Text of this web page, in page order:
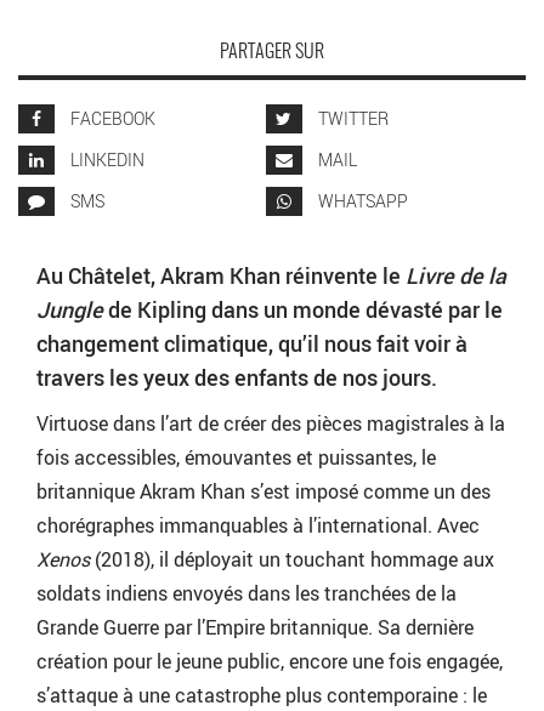
PARTAGER SUR
FACEBOOK
TWITTER
LINKEDIN
MAIL
SMS
WHATSAPP
Au Châtelet, Akram Khan réinvente le Livre de la
Junglede Kipling dans un monde dévasté par le
changement climatique, qu’il nous fait voir à
travers les yeux des enfants de nos jours.
Virtuose dans l’art de créer des pièces magistrales à la
fois accessibles, émouvantes et puissantes, le
britannique Akram Khan s’est imposé comme un des
chorégraphes immanquables à l’international. Avec
Xenos(2018), il déployait un touchant hommage aux
soldats indiens envoyés dans les tranchées de la
Grande Guerre par l’Empire britannique. Sa dernière
création pour le jeune public, encore une fois engagée,
s’attaque à une catastrophe plus contemporaine : le